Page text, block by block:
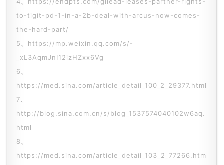
融
台
药
时
代
学
苑
4、
https://endpts.com/gilead-leases-partner-rights-
to-tigit-pd-1-in-a-2b-deal-with-arcus-now-comes-
the-hard-part/
5、https://mp.weixin.qq.com/s/-
_xL3AqmJnI12izHZxx6Vg
6、
https://med.sina.com/article_detail_100_2_29377.html
7、
http://blog.sina.com.cn/s/blog_1537574040102w6aq.
html
8、
https://med.sina.com/article_detail_103_2_77266.htm